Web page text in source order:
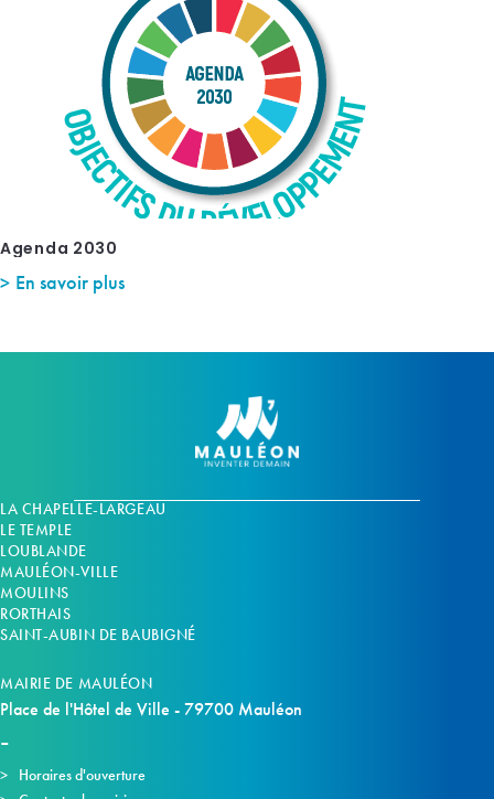
Agenda 2030
En savoir plus
LA CHAPELLE-LARGEAU
LE TEMPLE
LOUBLANDE
MAULÉON-VILLE
MOULINS
RORTHAIS
SAINT-AUBIN DE BAUBIGNÉ
MAIRIE DE MAULÉON
Place de l'Hôtel de Ville - 79700 Mauléon
Horaires d'ouverture